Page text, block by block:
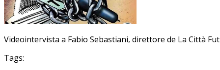
Videointervista a Fabio Sebastiani, direttore de La Città
Tags: